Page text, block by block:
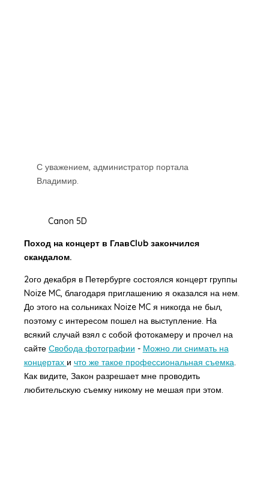
С уважением, администратор портала
Владимир.
Canon 5D
Поход на концерт в ГлавClub закончился
скандалом.
2ого декабря в Петербурге состоялся концерт группы
Noize MC, благодаря приглашению я оказался на нем.
До этого на сольниках Noize MC я никогда не был,
поэтому с интересом пошел на выступление. На
всякий случай взял с собой фотокамеру и прочел на
сайте Свобода фотографии - Можно ли снимать на
концертах и что же такое профессиональная съемка.
Как видите, Закон разрешает мне проводить
любительскую съемку никому не мешая при этом.